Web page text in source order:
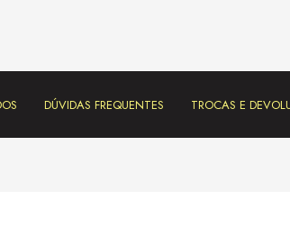
DÚVIDAS FREQUENTES TROCAS E